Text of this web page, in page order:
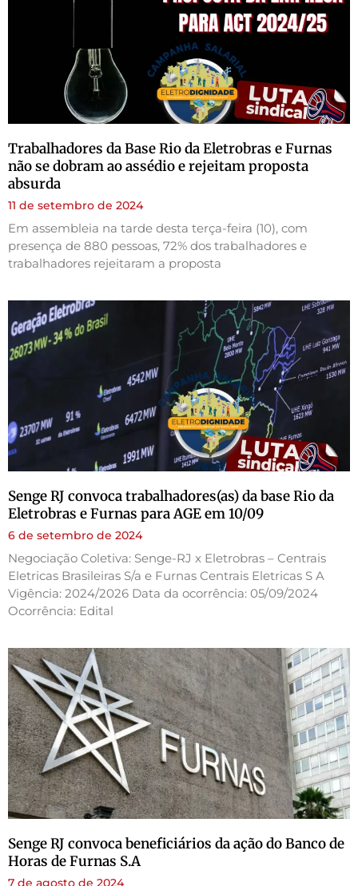
Trabalhadores da Base Rio da Eletrobras e Furnas
não se dobram ao assédio e rejeitam proposta
absurda
11 de setembro de 2024
Em assembleia na tarde desta terça-feira (10), com
presença de 880 pessoas, 72% dos trabalhadores e
trabalhadores rejeitaram a proposta
Senge RJ convoca trabalhadores(as) da base Rio da
Eletrobras e Furnas para AGE em 10/09
6 de setembro de 2024
Negociação Coletiva: Senge-RJ x Eletrobras – Centrais
Eletricas Brasileiras S/a e Furnas Centrais Eletricas S A
Vigência: 2024/2026 Data da ocorrência: 05/09/2024
Ocorrência: Edital
Senge RJ convoca beneficiários da ação do Banco de
Horas de Furnas S.A
7 de agosto de 2024